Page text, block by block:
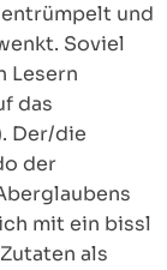
und
Soviel
Lesern
das
Der/die
der
mit ein bissl
als